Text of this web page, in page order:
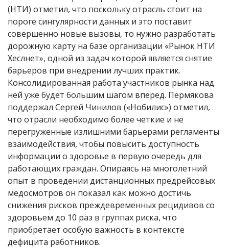
(НТИ) отметил, что поскольку отрасль стоит на
пороге сингулярности данных и это поставит
совершенно новые вызовы, то нужно разработать
дорожную карту на базе организации «Рынок НТИ
Хеслнет», одной из задач которой является снятие
барьеров при внедрении лучших практик.
Консолидированная работа участников рынка над
ней уже будет большим шагом вперед. Пермякова
поддержал Сергей Чинилов («Нобилис») отметил,
что отрасли необходимо более четкие и не
перегруженные излишними барьерами регламенты
взаимодействия, чтобы повысить доступность
информации о здоровье в первую очередь для
работающих граждан. Опираясь на многолетний
опыт в проведении дистанционных предрейсовых
медосмотров он показал как можно достичь
снижения рисков преждевременных рецидивов со
здоровьем до 10 раз в группах риска, что
приобретает особую важность в контексте
дефицита работников.